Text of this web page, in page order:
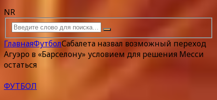
NR
ГлавнаяФутболСабалета назвал возможный переход
Агуэро в «Барселону» условием для решения Месси
остаться
ФУТБОЛ